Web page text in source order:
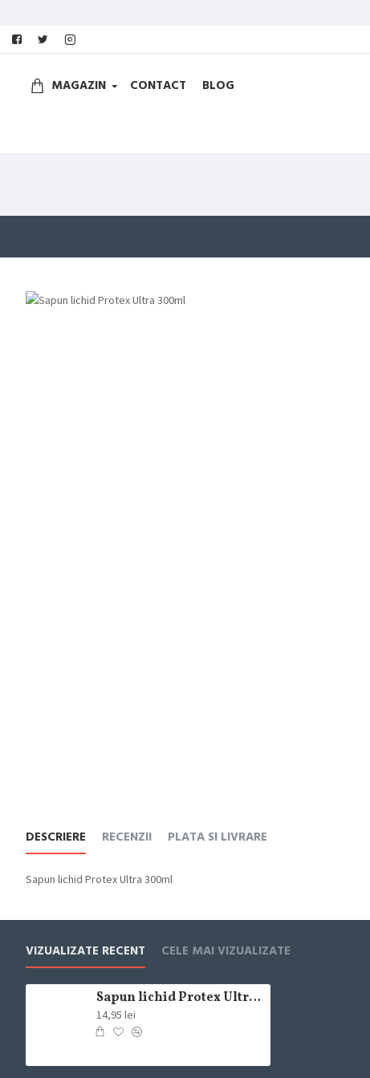
MAGAZIN CONTACT BLOG
DESCRIERE RECENZII PLATA SI LIVRARE
Sapun lichid Protex Ultra 300ml
VIZUALIZATE RECENT CELE MAI VIZUALIZATE
Sapun lichid Protex Ultra 300ml
14,95 lei